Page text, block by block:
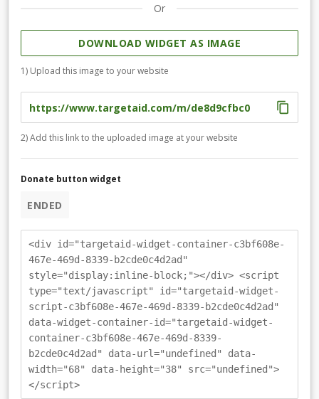
Or
DOWNLOAD WIDGET AS IMAGE
1) Upload this image to your website
2) Add this link to the uploaded image at your website
Donate button widget
ENDED
<div id="targetaid-widget-container-c3bf608e-
467e-469d-8339-b2cde0c4d2ad"
style="display:inline-block;"></div> <script
type="text/javascript" id="targetaid-widget-
script-c3bf608e-467e-469d-8339-b2cde0c4d2ad"
data-widget-container-id="targetaid-widget-
container-c3bf608e-467e-469d-8339-
b2cde0c4d2ad" data-url="undefined" data-
width="68" data-height="38" src="undefined">
</script>